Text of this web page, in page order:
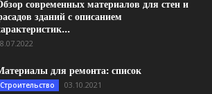
современных материалов для стен и
зданий с описанием
для ремонта: список
Строительство 03.10.2021